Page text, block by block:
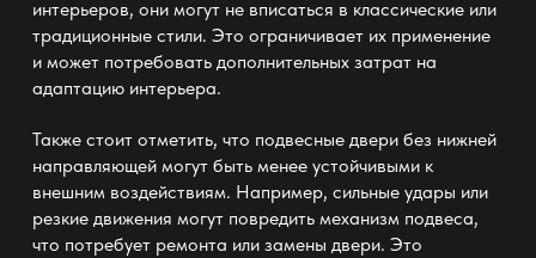
интерьеров, они могут не вписаться в классические или
традиционные стили. Это ограничивает их применение
и может потребовать дополнительных затрат на
адаптацию интерьера.
Также стоит отметить, что подвесные двери без нижней
направляющеймогут быть менее устойчивыми к
внешним воздействиям. Например, сильные удары или
резкие движения могут повредить механизм подвеса,
что потребует ремонта или замены двери. Это